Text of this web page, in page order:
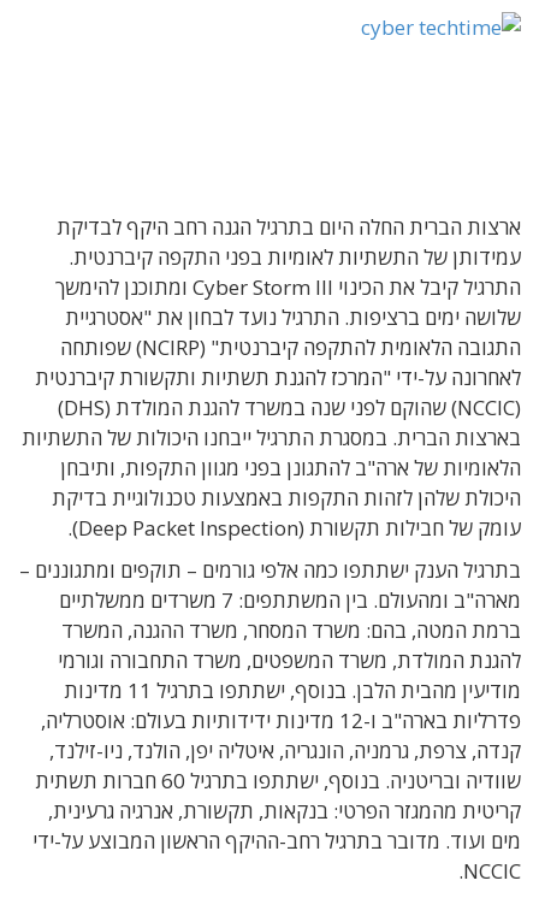
ארצות הברית החלה היום בתרגיל הגנה רחב היקף לבדיקת
עמידותן של התשתיות לאומיות בפני התקפה קיברנטית.
התרגיל קיבל את הכינוי Cyber Storm III ומתוכנן להימשך
שלושה ימים ברציפות. התרגיל נועד לבחון את "אסטרגיית
התגובה הלאומית להתקפה קיברנטית" (NCIRP) שפותחה
לאחרונה על-ידי "המרכז להגנת תשתיות ותקשורת קיברנטית
(NCCIC) שהוקם לפני שנה במשרד להגנת המולדת (DHS)
בארצות הברית. במסגרת התרגיל ייבחנו היכולות של התשתיות
הלאומיות של ארה"ב להתגונן בפני מגוון התקפות, ותיבחן
היכולת שלהן לזהות התקפות באמצעות טכנולוגיית בדיקת
עומק של חבילות תקשורת (Deep Packet Inspection).
בתרגיל הענק ישתתפו כמה אלפי גורמים – תוקפים ומתגוננים –
מארה"ב ומהעולם. בין המשתתפים: 7 משרדים ממשלתיים
ברמת המטה, בהם: משרד המסחר, משרד ההגנה, המשרד
להגנת המולדת, משרד המשפטים, משרד התחבורה וגורמי
מודיעין מהבית הלבן. בנוסף, ישתתפו בתרגיל 11 מדינות
פדרליות בארה"ב ו-12 מדינות ידידותיות בעולם: אוסטרליה,
קנדה, צרפת, גרמניה, הונגריה, איטליה יפן, הולנד, ניו-זילנד,
שוודיה ובריטניה. בנוסף, ישתתפו בתרגיל 60 חברות תשתית
קריטית מהמגזר הפרטי: בנקאות, תקשורת, אנרגיה גרעינית,
מים ועוד. מדובר בתרגיל רחב-ההיקף הראשון המבוצע על-ידי
NCCIC.